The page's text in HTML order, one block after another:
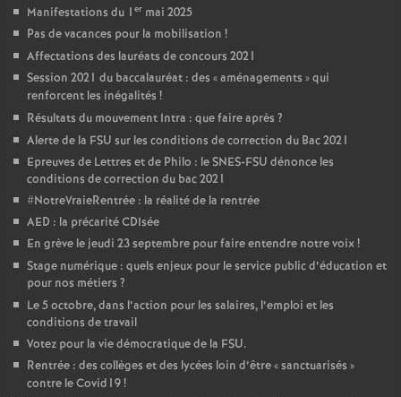
Manifestations du 1 er mai 2025
Pas de vacances pour la mobilisation !
Affectations des lauréats de concours 2021
Session 2021 du baccalauréat : des «aménagements » qui
renforcent les inégalités !
Résultats du mouvement Intra : que faire après ?
Alerte de la FSU sur les conditions de correction du Bac 2021
Epreuves de Lettres et de Philo : le SNES-FSU dénonce les
conditions de correction du bac 2021
#NotreVraieRentrée : la réalité de la rentrée
AED : la précarité CDIsée
En grève le jeudi 23 septembre pour faire entendre notre voix!
Stage numérique : quels enjeux pour le service public d’éducation et
pour nos métiers ?
Le 5 octobre, dans l’action pour les salaires, l’emploi et les
conditions de travail
Votez pour la vie démocratique de la FSU.
Rentrée : des collèges et des lycées loin d’être «sanctuarisés »
contre le Covid19!